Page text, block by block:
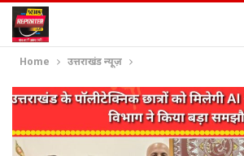
Home उत्तराखंड न्यूज़